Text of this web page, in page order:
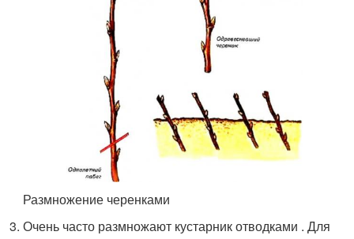
Размножение черенками
Очень часто размножают кустарник отводками . Для